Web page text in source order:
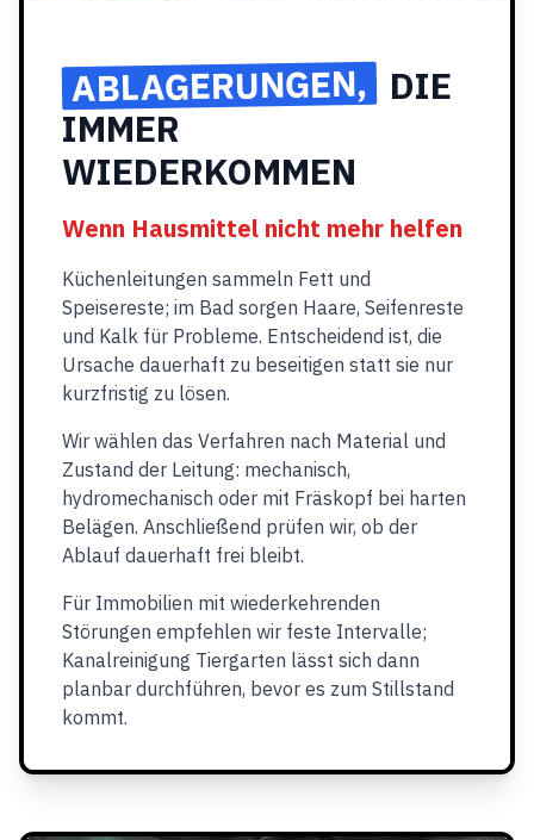
ABLAGERUNGEN, DIE
IMMER
WIEDERKOMMEN
Wenn Hausmittel nicht mehr helfen
Küchenleitungen sammeln Fett und
Speisereste; im Bad sorgen Haare, Seifenreste
und Kalk für Probleme. Entscheidend ist, die
Ursache dauerhaft zu beseitigen statt sie nur
kurzfristig zu lösen.
Wir wählen das Verfahren nach Material und
Zustand der Leitung: mechanisch,
hydromechanisch oder mit Fräskopf bei harten
Belägen. Anschließend prüfen wir, ob der
Ablauf dauerhaft frei bleibt.
Für Immobilien mit wiederkehrenden
Störungen empfehlen wir feste Intervalle;
Kanalreinigung Tiergarten lässt sich dann
planbar durchführen, bevor es zum Stillstand
kommt.